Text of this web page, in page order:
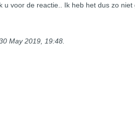
u voor de reactie.. Ik heb het dus zo niet
May 2019, 19:48